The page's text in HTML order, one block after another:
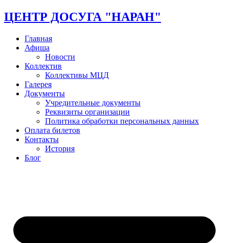
ЦЕНТР ДОСУГА "НАРАН"
Главная
Афиша
Новости
Коллектив
Коллективы МЦД
Галерея
Документы
Учредительные документы
Реквизиты организации
Политика обработки персональных данных
Оплата билетов
Контакты
История
Блог